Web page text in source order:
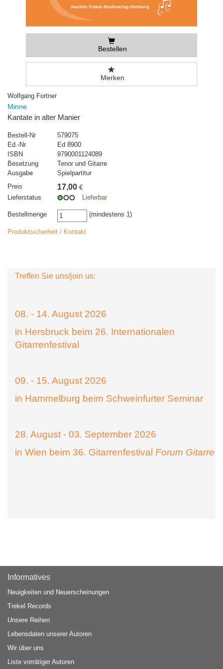
Bestellen
Merken
Wolfgang Fortner
Minne
Kantate in alter Manier
Bestell-Nr
579075
Ed.-Nr
Ed 8900
ISBN
9790001124089
Besetzung
Tenor und Gitarre
Ausgabe
Spielpartitur
Preis
17,00 €
Lieferstatus
Lieferbar
Bestellmenge (mindestens 1)
Produktsicherheit / Kontakt
Treffen Sie uns/join us:
08. - 14. August 2026
in Hersbruck beim 26. Internationalen
Gitarrenfestival
09. - 15. August 2026
in Hammelburg beim Schweinfurter Seminar
28. August - 03. September 2026
in Wien beim 36. Gitarrenfestival Forum Gitarre
Informatives
Neuigkeiten und Neuerscheinungen
Trekel Records
Unsere Reihen
Lebensdaten unserer Autoren
Wir über uns
Liste vorrätiger Autoren